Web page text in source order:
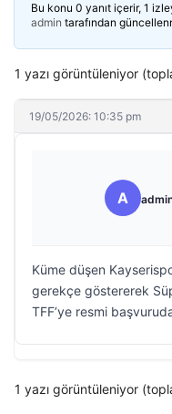
Bu konu 0 yanıt içerir, 1
admin tarafından
1 yazı görüntüleniyor
19/05/2026: 10:35 pm
A
Küme düşen
gerekçe göstererek
TFF’ye resmi
1 yazı görüntüleniyor